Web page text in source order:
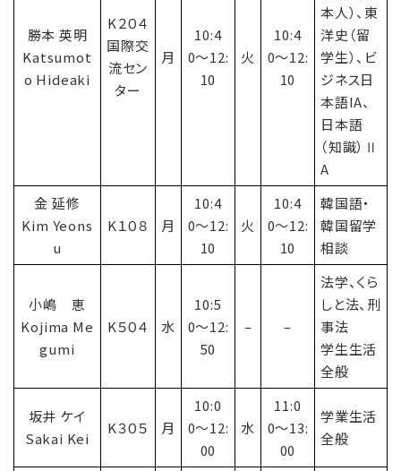
勝本 英明
Katsumot
o Hideaki
K２０４
国際交
流セン
ター
月
10:4
0〜12:
10
火
10:4
0〜12:
10
本人）、東
洋史（留
学生）、ビ
ジネス日
本語IA、
日本語
（知識）Ⅱ
A
金 延修
Kim Yeons
u
K１０８ 月
10:4
0〜12:
10
火
10:4
0〜12:
10
韓国語・
韓国留学
相談
小嶋 恵
Kojima Me
gumi
K５０４ 水
10:5
0〜12:
50
– –
法学、くら
しと法、刑
事法
学生生活
全般
坂井 ケイ
Sakai Kei
K３０５ 月
10:0
0〜12:
00
水
11:0
0〜13:
00
学業生活
全般